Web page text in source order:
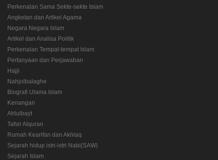
Perkenalan Sama Sekte-sekte Islam
Angketan dan Artikel Agama
Negara Negara Islam
Artikel dan Analisa Politik
Perkenalan Tempat-tempat Islam
Pertanyaan dan Perjawaban
Hajji
Nahjolbalaghe
Biografi Ulama Islam
Kenangan
Ahlulbayt
Tafsir Alquran
Rumah Kearifan dan Akhlaq
Sejarah hidup istri-istri Nabi(SAW)
Sejarah Islam